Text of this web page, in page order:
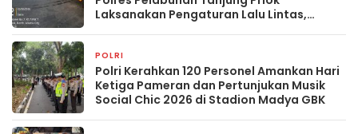
Laksanakan Pengaturan Lalu Lintas,
POLRI
Polri Kerahkan 120 Personel Amankan Hari
Ketiga Pameran dan Pertunjukan Musik
Social Chic 2026 di Stadion Madya GBK